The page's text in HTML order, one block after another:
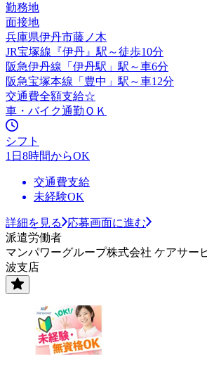
勤務地
面接地
兵庫県伊丹市藤ノ木
JR宝塚線『伊丹』駅～徒歩10分
阪急伊丹線「伊丹駅」駅～車6分
阪急宝塚本線「豊中」駅～車12分
交通費全額支給☆
車・バイク通勤ＯＫ
シフト
1日8時間からOK
交通費支給
未経験OK
詳細を見る
応募画面に進む
派遣労働者
マンパワーグループ株式会社 ケアサー
波支店